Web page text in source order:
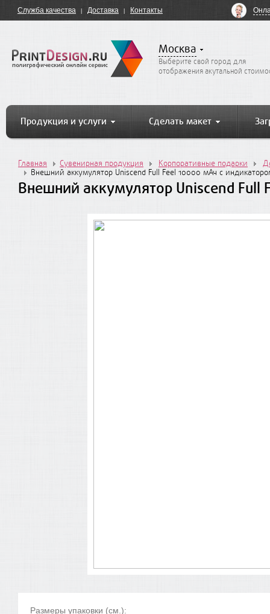
Служба качества Доставка Контакты
Москва
Выберите свой город для
отображения акутальной
Продукция и услуги Сделать макет
Главная Сувенирная продукция Корпоративные подарки
Внешний аккумулятор Uniscend Full Feel 10000 мАч с
Внешний аккумулятор Uniscend
Размеры упаковки (см.):